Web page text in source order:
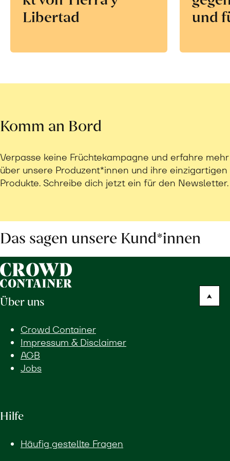
Libertad
und
Komm an Bord
Verpasse keine Früchtekampagne und erfahre mehr
über unsere Produzent*innen und ihre einzigartigen
Produkte. Schreibe dich jetzt ein für den Newsletter.
Das sagen unsere Kund*innen
Über uns
Crowd Container
Impressum & Disclaimer
AGB
Jobs
Hilfe
Häufig gestellte Fragen